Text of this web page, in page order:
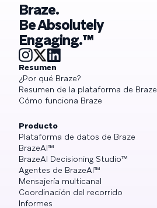
Braze.
Be Absolutely
Engaging.™
Resumen
¿Por qué Braze?
Resumen de la plataforma de Braze
Cómo funciona Braze
Producto
Plataforma de datos de Braze
BrazeAI™
BrazeAI Decisioning Studio™
Agentes de BrazeAI™
Mensajería multicanal
Coordinación del recorrido
Informes